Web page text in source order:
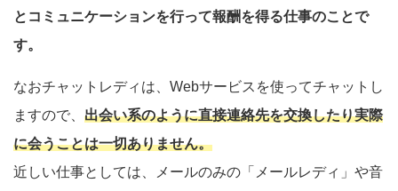
とコミュニケーションを行って報酬を得る仕事のことで
す。
なおチャットレディは、Webサービスを使ってチャットし
ますので、 出会い系のように直接連絡先を交換したり実際
に会うことは一切ありません。
近しい仕事としては、メールのみの「メールレディ」や音